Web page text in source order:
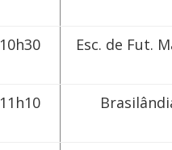
10h30 Esc. de Fut.
11h10